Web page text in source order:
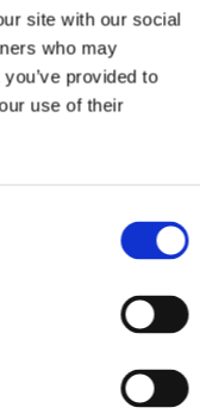
site with our social
who may
provided to
use of their
tip inverter (MMA)
si adaos (TIG), tip
electrod tip inverter
furtun Ø 25 mm